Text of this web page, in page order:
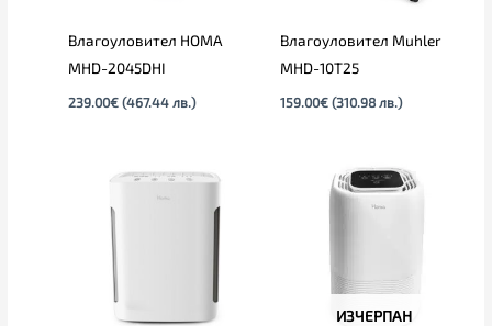
Влагоуловител HOMA
MHD-2045DHI
239.00€ (467.44 лв.)
Влагоуловител Muhler
MHD-10T25
159.00€ (310.98 лв.)
ИЗЧЕРПАН